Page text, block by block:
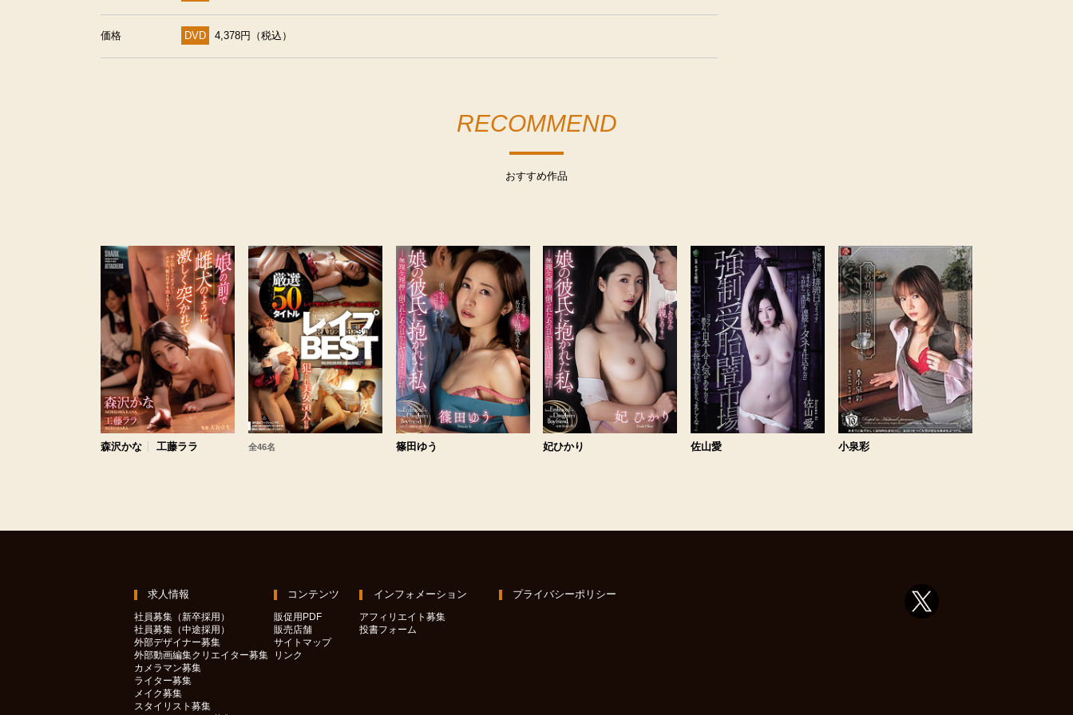
価格 DVD 4,378円（税込）
RECOMMEND
おすすめ作品
森沢かな 工藤ララ 全46名 篠田ゆう 妃ひかり 佐山愛 小泉彩
求人情報
社員募集（新卒採用）
社員募集（中途採用）
外部デザイナー募集
外部動画編集クリエイター募集
カメラマン募集
ライター募集
メイク募集
スタイリスト募集
コンテンツ
販促用PDF
販売店舗
サイトマップ
リンク
インフォメーション
アフィリエイト募集
投書フォーム
プライバシーポリシー